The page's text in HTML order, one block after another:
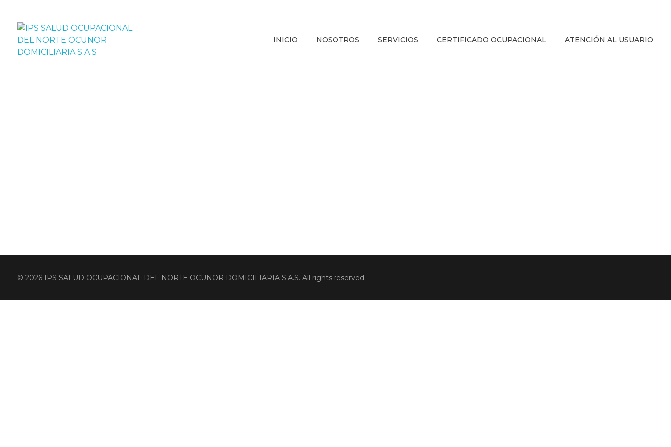
INICIO NOSOTROS SERVICIOS CERTIFICADO OCUPACIONAL ATENCIÓN AL USUARIO
© 2026 IPS SALUD OCUPACIONAL DEL NORTE OCUNOR DOMICILIARIA S.A.S. All rights reserved.